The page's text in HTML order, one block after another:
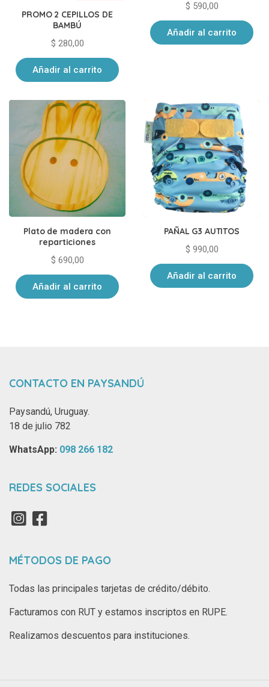
PROMO 2 CEPILLOS DE
BAMBÚ
$ 280,00
Añadir al carrito
$ 590,00
Añadir al carrito
Plato de madera con
reparticiones
$ 690,00
Añadir al carrito
PAÑAL G3 AUTITOS
$ 990,00
Añadir al carrito
CONTACTO EN PAYSANDÚ
Paysandú, Uruguay.
18 de julio 782
WhatsApp: ‪ 098 266 182‬
REDES SOCIALES
MÉTODOS DE PAGO
Todas las principales tarjetas de crédito/débito.
Facturamos con RUT y estamos inscriptos en RUPE.
Realizamos descuentos para instituciones.